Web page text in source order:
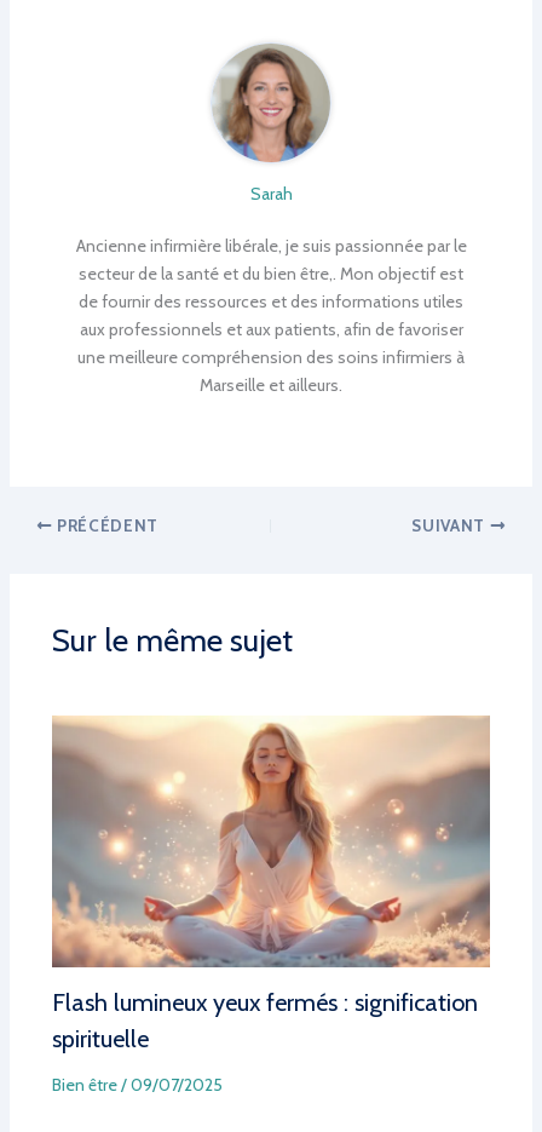
Sarah
Ancienne infirmière libérale, je suis passionnée par le
secteur de la santé et du bien être,. Mon objectif est
de fournir des ressources et des informations utiles
aux professionnels et aux patients, afin de favoriser
une meilleure compréhension des soins infirmiers à
Marseille et ailleurs.
PRÉCÉDENT SUIVANT
Sur le même sujet
Flash lumineux yeux fermés : signification
spirituelle
Bien être/09/07/2025